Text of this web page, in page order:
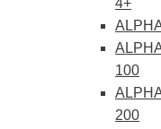
4+
100
200